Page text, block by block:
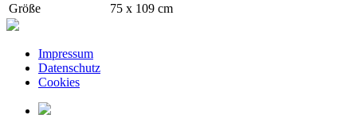
Größe
75 x 109 cm
Impressum
Datenschutz
Cookies